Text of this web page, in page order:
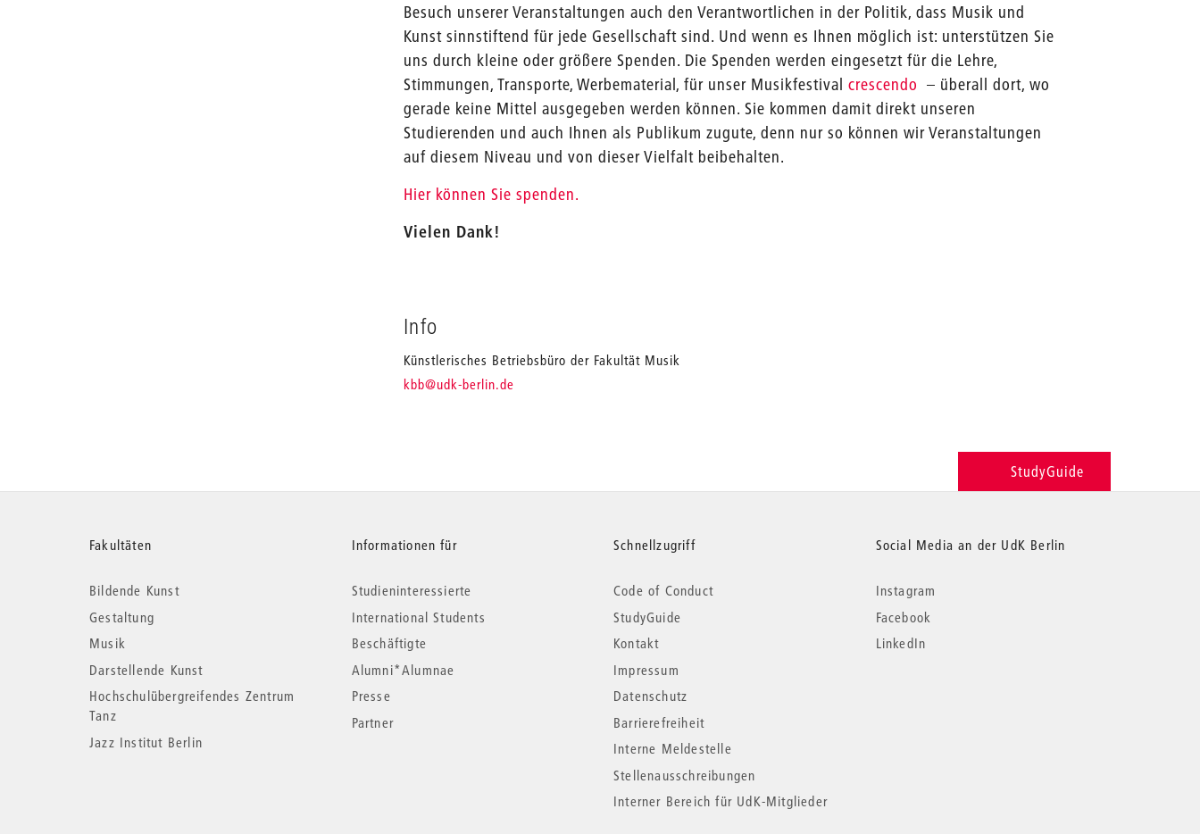
Besuch unserer Veranstaltungen auch den Verantwortlichen in der Politik, dass Musik und
Kunst sinnstiftend für jede Gesellschaft sind. Und wenn es Ihnen möglich ist: unterstützen Sie
uns durch kleine oder größere Spenden. Die Spenden werden eingesetzt für die Lehre,
Stimmungen, Transporte, Werbematerial, für unser Musikfestivalcrescendo – überall dort, wo
gerade keine Mittel ausgegeben werden können. Sie kommen damit direkt unseren
Studierenden und auch Ihnen als Publikum zugute, denn nur so können wir Veranstaltungen
auf diesem Niveau und von dieser Vielfalt beibehalten.
Hier können Sie spenden.
Vielen Dank!
Info
Künstlerisches Betriebsbüro der Fakultät Musik
kbb_
@udk-berlin.de
StudyGuide
Weitere
Informationen
Fakultäten
Bildende Kunst
Gestaltung
Musik
Darstellende Kunst
Hochschulübergreifendes Zentrum
Tanz
Jazz Institut Berlin
Informationen für
Studieninteressierte
International Students
Beschäftigte
Alumni*Alumnae
Presse
Partner
Schnellzugriff
Code of Conduct
StudyGuide
Kontakt
Impressum
Datenschutz
Barrierefreiheit
Interne Meldestelle
Stellenausschreibungen
Interner Bereich für UdK-Mitglieder
Social Media an der UdK Berlin
Instagram
Facebook
LinkedIn